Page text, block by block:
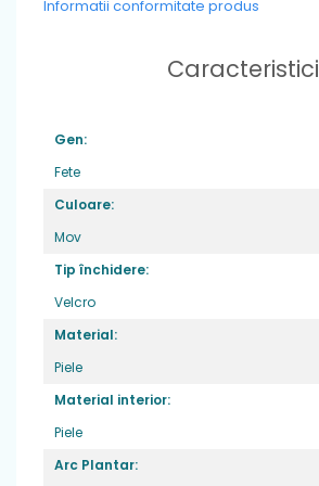
Informatii conformitate produs
Caracteristici
Gen:
Fete
Culoare:
Mov
Tip închidere:
Velcro
Material:
Piele
Material interior:
Piele
Arc Plantar: